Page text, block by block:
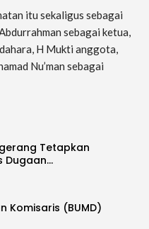
itu sekaligus sebagai
sebagai ketua,
H Mukti anggota,
Nu’man sebagai
Tetapkan
Dugaan…
Komisaris (BUMD)